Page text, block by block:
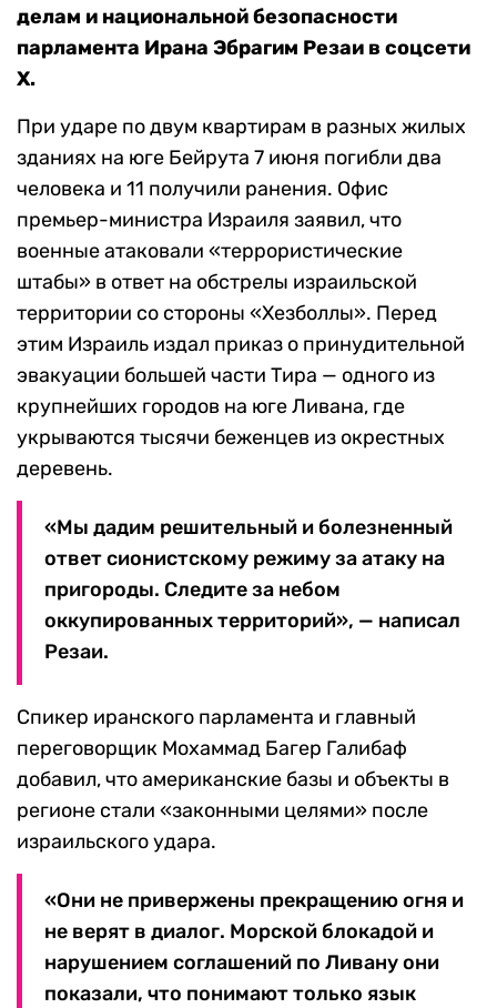
делам и национальной безопасности
парламента Ирана Эбрагим Резаи в соцсети
Х.
При ударе по двум квартирам в разных жилых
зданиях на юге Бейрута 7 июня погибли два
человека и 11 получили ранения. Офис
премьер-министра Израиля заявил, что
военные атаковали «террористические
штабы» в ответ на обстрелы израильской
территории со стороны «Хезболлы». Перед
этим Израиль издал приказ о принудительной
эвакуации большей части Тира — одного из
крупнейших городов на юге Ливана, где
укрываются тысячи беженцев из окрестных
деревень.
«Мы дадим решительный и болезненный
ответ сионистскому режиму за атаку на
пригороды. Следите за небом
оккупированных территорий», — написал
Резаи.
Спикер иранского парламента и главный
переговорщик Мохаммад Багер Галибаф
добавил, что американские базы и объекты в
регионе стали «законными целями» после
израильского удара.
«Они не привержены прекращению огня и
не верят в диалог. Морской блокадой и
нарушением соглашений по Ливану они
показали, что понимают только язык